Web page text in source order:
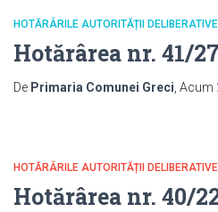
HOTĂRÂRILE AUTORITĂȚII DELIBERATIVE
Hotărârea nr. 41/
De Primaria Comunei Greci , Acum
HOTĂRÂRILE AUTORITĂȚII DELIBERATIVE
Hotărârea nr. 40/